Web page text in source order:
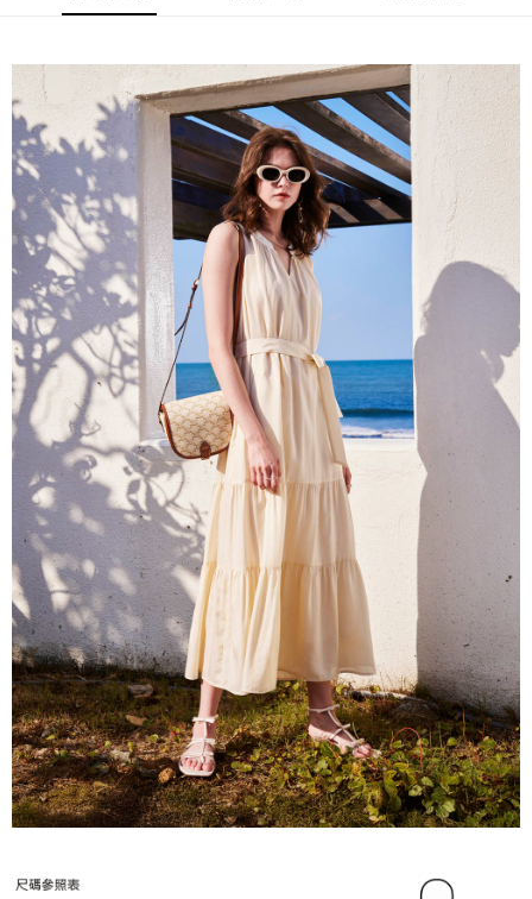
是否繳費成功／繳費後需取消欲退款等相關疑問，請聯繫「AFTEE先享後付
客戶支援中心」https://netprotections.freshdesk.com/support/home
【注意事項】
１．透過由恩沛科技股份有限公司提供之「AFTEE先享後付」服務完成之交
易，需依本服務之必要範圍內提供個人資料，並將交易相關給付款項請求債
權轉讓予恩沛科技股份有限公司。
２．關於個人資料處理事宜，請瀏覽以下網址：
https://aftee.tw/terms/#terms3
３．未成年的使用者請事先徵得法定代理人或監護人之同意方可使用
「AFTEE先享後付」，若未經同意申辦者引起之損失，本公司不負相關責
任。
４．使用「AFTEE先享後付」時，將依據個別帳號之用戶狀況，依本公司即
時審查核予不同之上限額度；若仍有額度不足之情形，本公司將視審查結果
請求用戶進行身份認證。
５．嚴禁一人註冊多個帳號或使用他人資訊註冊。若發現惡意使用之情形，
恩沛科技股份有限公司將有權停止該用戶之使用額度並採取法律行動。